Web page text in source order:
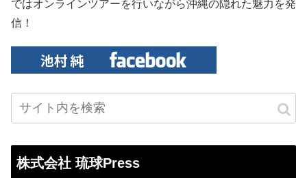
ではオンラインツアーを行いながら沖縄の隠れた魅力を発
信！
株式会社 琉球Press